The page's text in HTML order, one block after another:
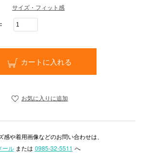
サイズ・フィット感
カートに入れる
お気に入りに追加
感や着用画像などのお問い合わせは、
ールまたは 0985-32-5511 へ